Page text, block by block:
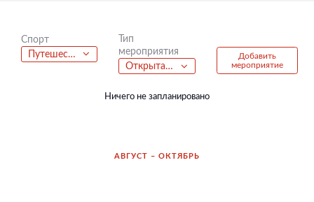
Спорт
Путешествия
Тип
мероприятия
Открытая лекция
Добавить
мероприятие
Ничего не запланировано
АВГУСТ – ОКТЯБРЬ